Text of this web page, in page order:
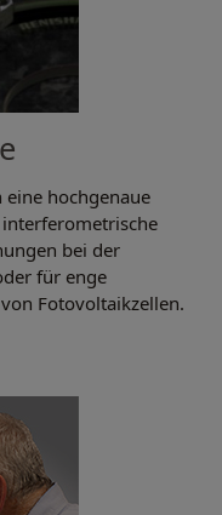
eine hochgenaue
bei der
für enge
Fotovoltaikzellen.